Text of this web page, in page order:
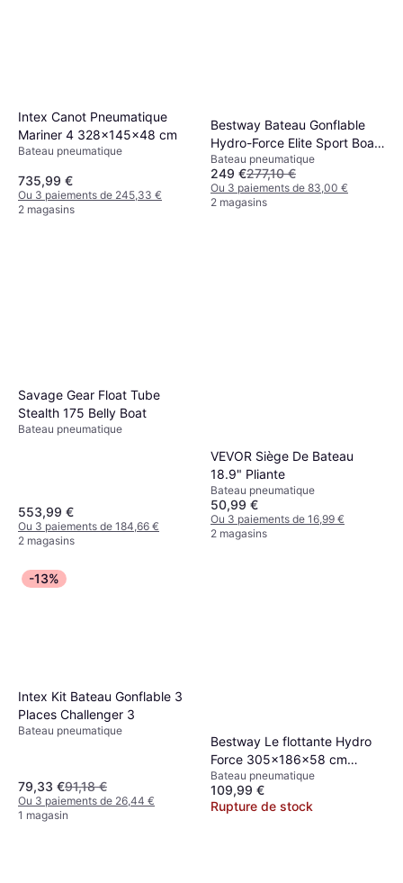
Intex Canot Pneumatique
Mariner 4 328x145x48 cm
Bateau pneumatique
735,99 €
Ou 3 paiements de 245,33 €
2 magasins
Bestway Bateau Gonflable
Hydro-Force Elite Sport Boat
Set 230 x 130 x 33 cm
Bateau pneumatique
249 €277,10 €
Ou 3 paiements de 83,00 €
2 magasins
Savage Gear Float Tube
Stealth 175 Belly Boat
Bateau pneumatique
553,99 €
Ou 3 paiements de 184,66 €
2 magasins
VEVOR Siège De Bateau
18.9" Pliante
Bateau pneumatique
50,99 €
Ou 3 paiements de 16,99 €
2 magasins
-13%
Intex Kit Bateau Gonflable 3
Places Challenger 3
Bateau pneumatique
79,33 €91,18 €
Ou 3 paiements de 26,44 €
1 magasin
Bestway Le flottante Hydro
Force 305x186x58 cm
Multicolore
Bateau pneumatique
109,99 €
Rupture de stock